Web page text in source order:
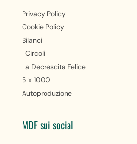
Privacy Policy
Cookie Policy
Bilanci
I Circoli
La Decrescita Felice
5 x 1000
Autoproduzione
MDF sui social